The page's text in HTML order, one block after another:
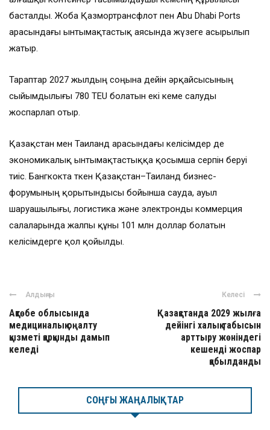
басталды. Жоба Қазмортрансфлот пен Abu Dhabi Ports
арасындағы ынтымақтастық аясында жүзеге асырылып
жатыр.
Тараптар 2027 жылдың соңына дейін әрқайсысының
сыйымдылығы 780 TEU болатын екі кеме салуды
жоспарлап отыр.
Қазақстан мен Таиланд арасындағы келісімдер де
экономикалық ынтымақтастыққа қосымша серпін беруі
тиіс. Бангкокта өткен Қазақстан–Таиланд бизнес-
форумының қорытындысы бойынша сауда, ауыл
шаруашылығы, логистика және электронды коммерция
салаларында жалпы құны 101 млн доллар болатын
келісімдерге қол қойылды.
Алдыңғы
Ақтөбе облысында
медициналық оңалту
қызметі қарқынды дамып
келеді
Келесі
Қазақстанда 2029 жылға
дейінгі халық табысын
арттыру жөніндегі
кешенді жоспар
қабылданды
СОҢҒЫ ЖАҢАЛЫҚТАР